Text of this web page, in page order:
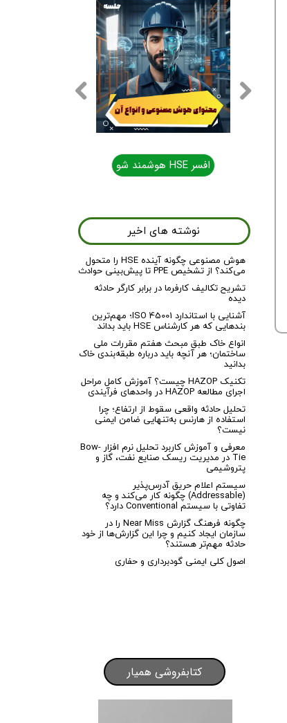
هوش مصنوعی چگونه آینده HSE را متحول
می‌کند؟ از تشخیص PPE تا پیش‌بینی حوادث
تشریح تکالیف کارفرما در برابر کارگر حادثه
دیده
آشنایی با استاندارد ISO 45001؛ مهم‌ترین
بندهایی که هر کارشناس HSE باید بداند
انواع خاک طبق مبحث هفتم مقررات ملی
ساختمان؛ هر آنچه باید درباره طبقه‌بندی خاک
بدانید
تکنیک HAZOP چیست؟ آموزش کامل مراحل
اجرای مطالعه HAZOP در واحدهای فرآیندی
تحلیل حادثه واقعی سقوط از ارتفاع؛ چرا
استفاده از هارنس به‌تنهایی ضامن ایمنی
نیست؟
معرفی و آموزش کاربرد تحلیل نرم افزار Bow-
Tie در مدیریت ریسک صنایع نفت، گاز و
پتروشیمی
سیستم اعلام حریق آدرس‌پذیر
(Addressable) چگونه کار می‌کند و چه
تفاوتی با سیستم Conventional دارد؟
چگونه فرهنگ گزارش Near Miss را در
سازمان ایجاد کنیم و چرا این گزارش‌ها از خود
حادثه مهم‌تر هستند؟
اصول کلی ایمنی گودبرداری و حفاری
نوشته های اخیر
کتابفروشی همیار
افسر HSE هوشمند شو